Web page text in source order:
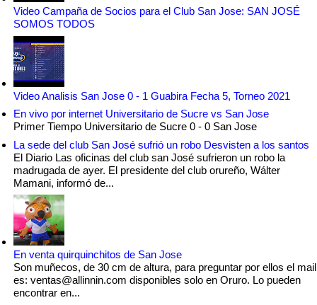
Video Campaña de Socios para el Club San Jose: SAN JOSÉ
SOMOS TODOS
Video Analisis San Jose 0 - 1 Guabira Fecha 5, Torneo 2021
En vivo por internet Universitario de Sucre vs San Jose
Primer Tiempo Universitario de Sucre 0 - 0 San Jose
La sede del club San José sufrió un robo Desvisten a los santos
El Diario Las oficinas del club san José sufrieron un robo la
madrugada de ayer. El presidente del club orureño, Wálter
Mamani, informó de...
En venta quirquinchitos de San Jose
Son muñecos, de 30 cm de altura, para preguntar por ellos el mail
es: ventas@allinnin.com disponibles solo en Oruro. Lo pueden
encontrar en...